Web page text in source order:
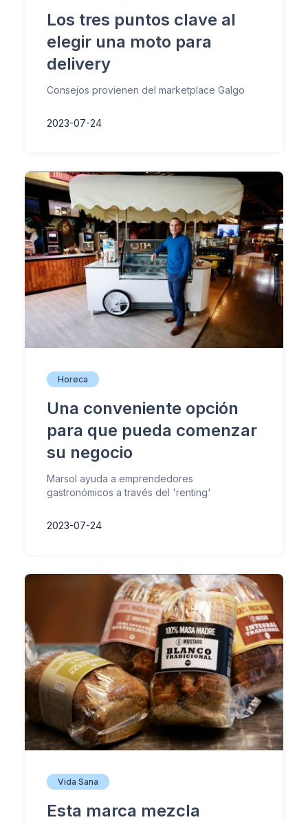
Los tres puntos clave al
elegir una moto para
delivery
Consejos provienen del marketplace Galgo
2023-07-24
Horeca
Una conveniente opción
para que pueda comenzar
su negocio
Marsol ayuda a emprendedores
gastronómicos a través del 'renting'
2023-07-24
Vida Sana
Esta marca mezcla